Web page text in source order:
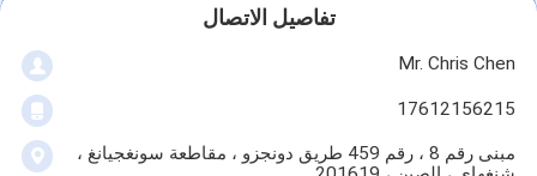
تفاصيل الاتصال
Mr. Chris Chen
17612156215
مبنى رقم 8 ، رقم 459 طريق دونجزو ، مقاطعة سونغجيانغ ،